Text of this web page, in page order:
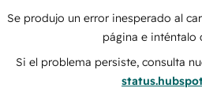
Se produjo un error inesperado al
página e inténtalo
Si el problema persiste, consulta